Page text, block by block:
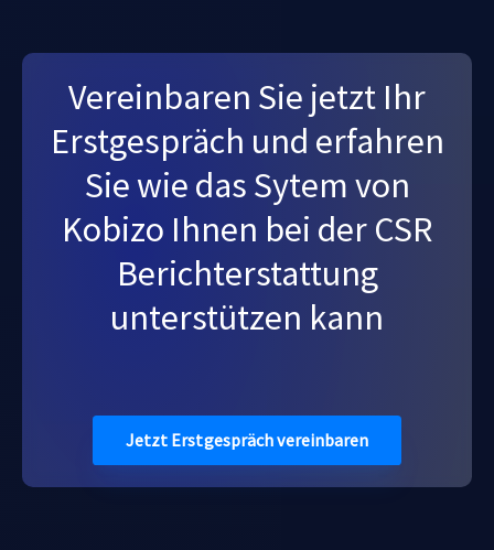
Vereinbaren Sie jetzt Ihr
Erstgespräch und erfahren
Sie wie das Sytem von
Kobizo Ihnen bei der CSR
Berichterstattung
unterstützen kann
Jetzt Erstgespräch vereinbaren